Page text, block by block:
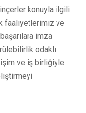
konuyla ilgili
faaliyetlerimiz ve
imza
odaklı
ve iş birliğiyle